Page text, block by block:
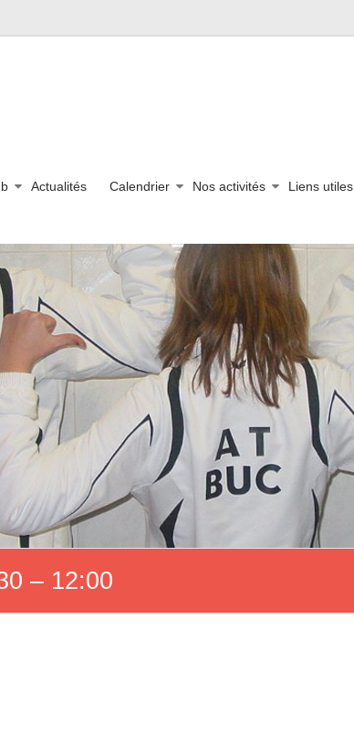
Actualités Calendrier Nos activités Liens utiles
– 12:00